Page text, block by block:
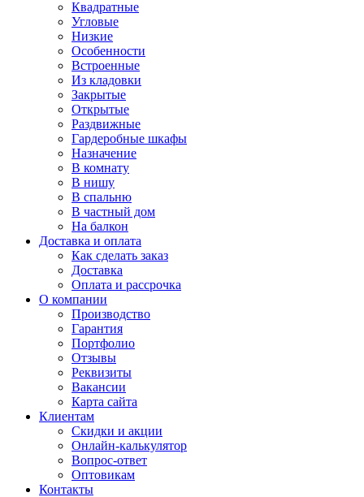
Квадратные
Угловые
Низкие
Особенности
Встроенные
Из кладовки
Закрытые
Открытые
Раздвижные
Гардеробные шкафы
Назначение
В комнату
В нишу
В спальню
В частный дом
На балкон
Доставка и оплата
Как сделать заказ
Доставка
Оплата и рассрочка
О компании
Производство
Гарантия
Портфолио
Отзывы
Реквизиты
Вакансии
Карта сайта
Клиентам
Скидки и акции
Онлайн-калькулятор
Вопрос-ответ
Оптовикам
Контакты